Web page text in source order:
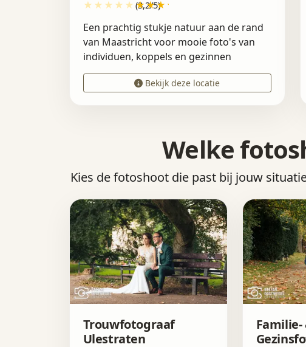
(3,2/5)
Een prachtig stukje natuur aan de rand
van Maastricht voor mooie foto's van
individuen, koppels en gezinnen
Bekijk deze locatie
Welke
Kies de fotoshoot die past bij jouw
Trouwfotograaf
Ulestraten
Familie-